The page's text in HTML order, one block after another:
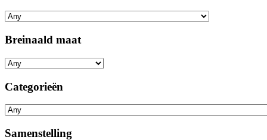
Breinaald maat
Categorieën
Samenstelling